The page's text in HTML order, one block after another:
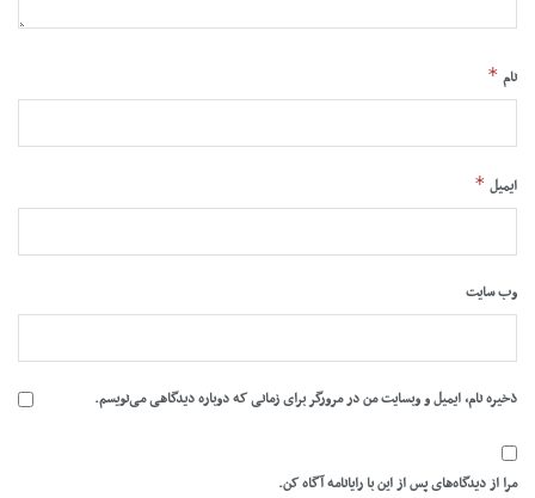
نام *
ایمیل *
وب‌ سایت
ذخیره نام، ایمیل و وبسایت من در مرورگر برای زمانی که دوباره دیدگاهی می‌نویسم.
مرا از دیدگاه‌های پس از این با رایانامه آگاه کن.